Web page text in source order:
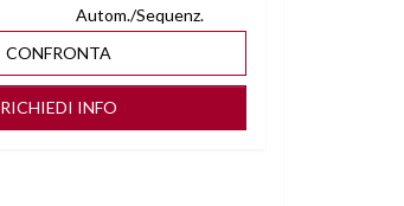
Autom./Sequenz.
CONFRONTA
RICHIEDI INFO